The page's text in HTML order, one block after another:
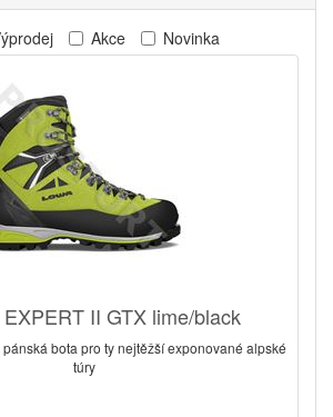
Akce Novinka
II GTX lime/black
bota pro ty nejtěžší exponované alpské
túry